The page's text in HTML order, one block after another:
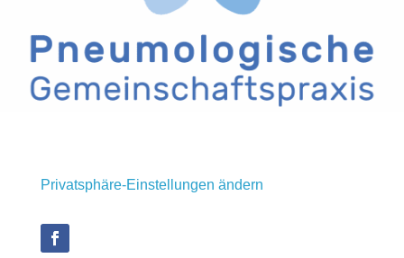
Privatsphäre-Einstellungen ändern